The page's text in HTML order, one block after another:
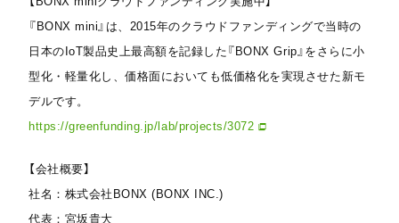
『BONX mini』は、2015年のクラウドファンディングで当時の
日本のIoT製品史上最高額を記録した『BONX Grip』をさらに小
型化・軽量化し、価格面においても低価格化を実現させた新モ
デルです。
https://greenfunding.jp/lab/projects/3072
【会社概要】
社名：株式会社BONX (BONX INC.)
代表：宮坂貴大